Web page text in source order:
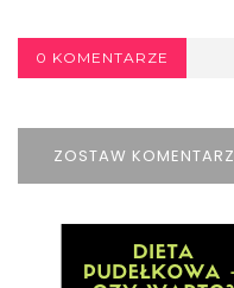
0 KOMENTARZE
ZOSTAW KOMENTARZ